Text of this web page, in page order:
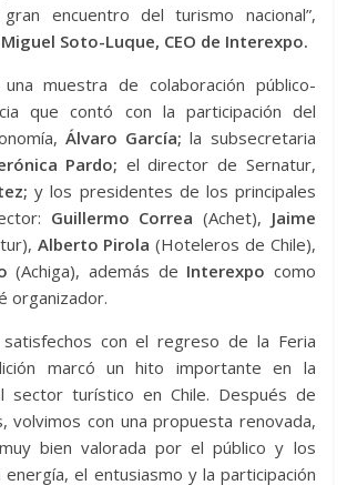
encuentro del turismo nacional”,
Miguel Soto-Luque, CEO de Interexpo.
muestra de colaboración público-
que contó con la participación del
Álvaro García; la subsecretaria
Pardo; el director de Sernatur,
y los presidentes de los principales
Guillermo Correa (Achet), Jaime
Alberto Pirola (Hoteleros de Chile),
(Achiga), además de Interexpo como
organizador.
satisfechos con el regreso de la Feria
marcó un hito importante en la
sector turístico en Chile. Después de
volvimos con una propuesta renovada,
bien valorada por el público y los
el entusiasmo y la participación